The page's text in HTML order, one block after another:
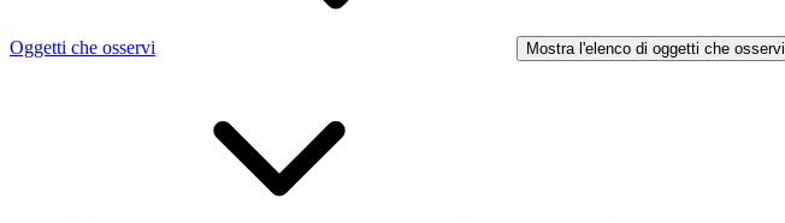
Oggetti che osservi Mostra l'elenco di oggetti che osservi